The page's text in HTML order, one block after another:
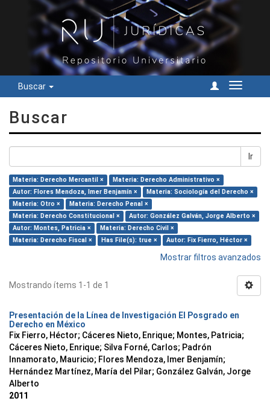
Buscar
Cambiar
Buscar
Ir
Materia: Derecho Mercantil ×
Materia: Derecho Administrativo ×
Autor: Flores Mendoza, Imer Benjamín ×
Materia: Sociología del Derecho ×
Materia: Otro ×
Materia: Derecho Penal ×
Materia: Derecho Constitucional ×
Autor: González Galván, Jorge Alberto ×
Autor: Montes, Patricia ×
Materia: Derecho Civil ×
Materia: Derecho Fiscal ×
Has File(s): true × Autor: Fix Fierro, Héctor ×
Mostrar filtros avanzados
Mostrando ítems 1-1 de 1
Presentación de la Línea de Investigación El Posgrado en
Derecho en México
Fix Fierro, Héctor; Cáceres Nieto, Enrique; Montes, Patricia;
Cáceres Nieto, Enrique; Silva Forné, Carlos; Padrón
Innamorato, Mauricio; Flores Mendoza, Imer Benjamín;
Hernández Martínez, María del Pilar; González Galván, Jorge
Alberto
2011